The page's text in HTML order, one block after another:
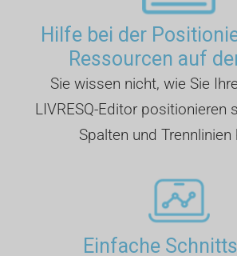
Hilfe bei der
Ressourcen auf
Sie wissen nicht, wie Sie
LIVRESQ-Editor positionieren
Spalten und Trennlinien
Einfache